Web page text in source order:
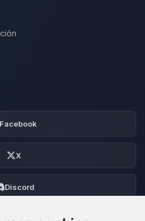
Facebook
X
Discord
Foro